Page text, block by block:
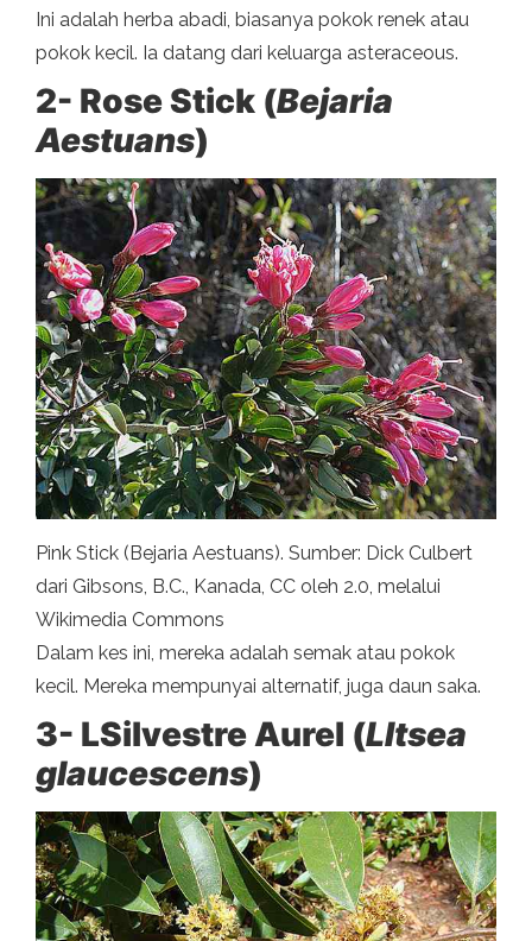
Ini adalah herba abadi, biasanya pokok renek atau
pokok kecil. Ia datang dari keluarga asteraceous.
2- Rose Stick (Bejaria
Aestuans)
Pink Stick (Bejaria Aestuans). Sumber: Dick Culbert
dari Gibsons, B.C., Kanada, CC oleh 2.0, melalui
Wikimedia Commons
Dalam kes ini, mereka adalah semak atau pokok
kecil. Mereka mempunyai alternatif, juga daun saka.
3- LSilvestre Aurel (LItsea
glaucescens)